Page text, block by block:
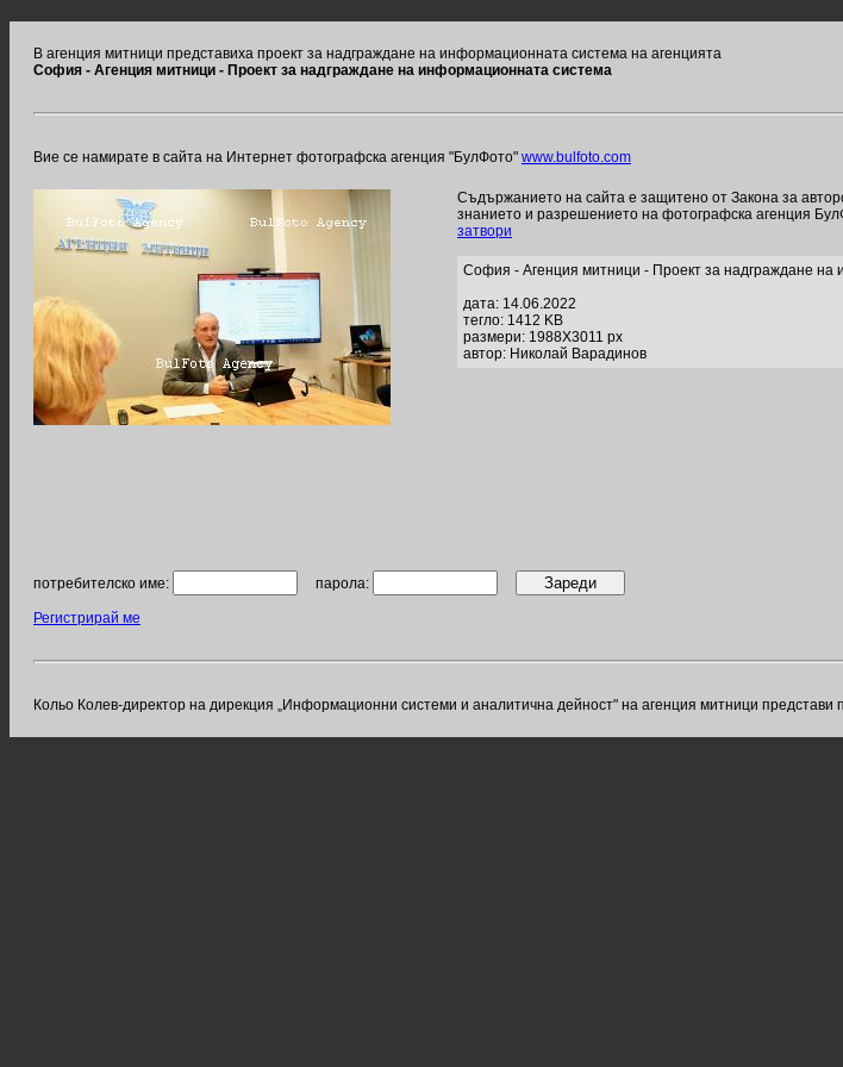
В агенция митници представиха проект за надграждане на информационната система на агенцията
София - Агенция митници - Проект за надграждане на информационната система
Вие се намирате в сайта на Интернет фотографска агенция "БулФото" www.bulfoto.com
Съдържанието на сайта е защитено от Закона за
знанието и разрешението на фотографска агенция
затвори
София - Агенция митници - Проект за надграждане на
дата: 14.06.2022
тегло: 1412 KB
размери: 1988X3011 px
автор: Николай Варадинов
потребителско име: парола:
Регистрирай ме
Кольо Колев-директор на дирекция „Информационни системи и аналитична дейност" на агенция митници